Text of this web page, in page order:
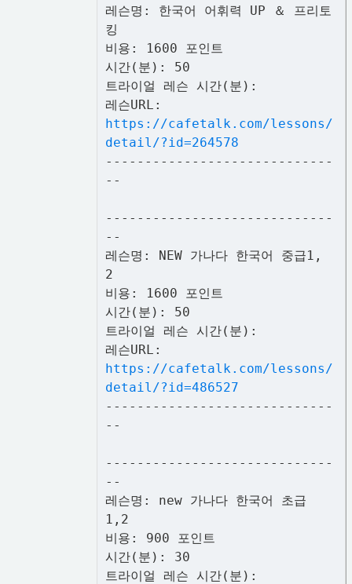
레슨명: 한국어 어휘력 UP ＆ 프리토
킹
비용: 1600 포인트
시간(분): 50
트라이얼 레슨 시간(분):
레슨URL:
https://cafetalk.com/lessons/
detail/?id=264578
-----------------------------
--
-----------------------------
--
레슨명: NEW 가나다 한국어 중급1,
2
비용: 1600 포인트
시간(분): 50
트라이얼 레슨 시간(분):
레슨URL:
https://cafetalk.com/lessons/
detail/?id=486527
-----------------------------
--
-----------------------------
--
레슨명: new 가나다 한국어 초급
1,2
비용: 900 포인트
시간(분): 30
트라이얼 레슨 시간(분):